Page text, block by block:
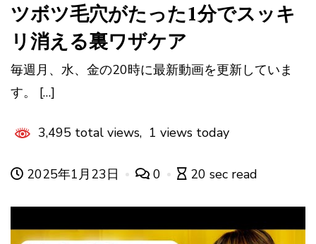
ツボツ毛穴がたった1分でスッキ
リ消える裏ワザケア
毎週月、水、金の20時に最新動画を更新していま
す。 […]
3,495 total views, 1 views today
2025年1月23日 0 20 sec read